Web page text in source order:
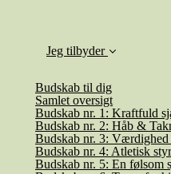
Jeg tilbyder
Budskab til dig
Samlet oversigt
Budskab nr. 1: Kraftfuld
Budskab nr. 2: Håb &
Budskab nr. 3: Værdighed
Budskab nr. 4: Atletisk
Budskab nr. 5: En følsom